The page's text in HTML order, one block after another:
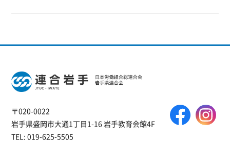
〒020-0022
岩手県盛岡市大通1丁目1-16 岩手教育会館4F
TEL: 019-625-5505